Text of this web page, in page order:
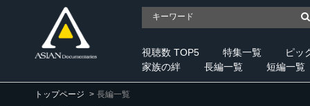
視聴数 TOP5 特集一覧
ピッ
家族の絆
長編一覧 短編一覧
トップページ 長編一覧